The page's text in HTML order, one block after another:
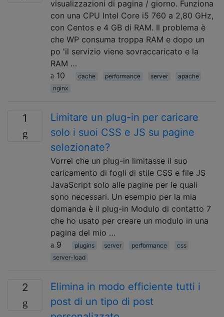
visualizzazioni di pagina / giorno. Funziona
con una CPU Intel Core i5 760 a 2,80 GHz,
con Centos e 4 GB di RAM. Il problema è
che WP consuma troppa RAM e dopo un
po 'il servizio viene sovraccaricato e la
RAM …
10
cache performance server
apache
nginx
1
Limitare un plug-in per caricare
solo i suoi CSS e JS su pagine
selezionate?
Vorrei che un plug-in limitasse il suo
caricamento di fogli di stile CSS e file JS
JavaScript solo alle pagine per le quali
sono necessari. Un esempio per la mia
domanda è il plug-in Modulo di contatto 7
che ho usato per creare un modulo in una
pagina del mio …
9
plugins server performance
css
server-load
2
Elimina in modo efficiente tutti i
post di un tipo di post